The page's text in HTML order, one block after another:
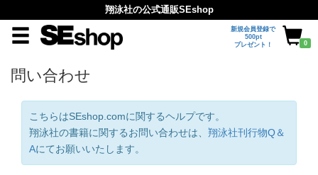
翔泳社の公式通販SEshop
新規会員登録で
500pt
プレゼント！
0
問い合わせ
こちらはSEshop.comに関するヘルプです。
翔泳社の書籍に関するお問い合わせは、 翔泳社刊行物Q＆
Aにてお願いいたします。